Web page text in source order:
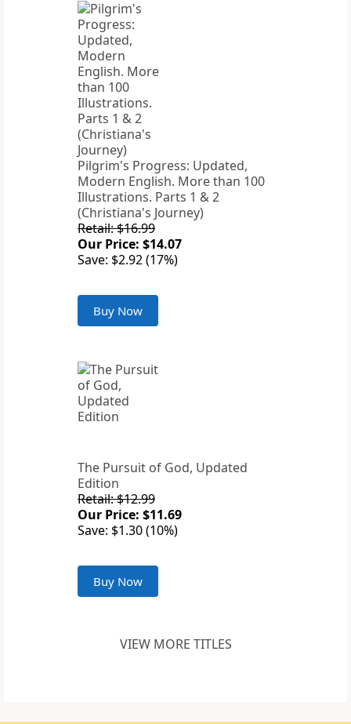
Pilgrim's Progress: Updated,
Modern English. More than 100
Illustrations. Parts 1 & 2
(Christiana's Journey)
Retail: $16.99
Our Price: $14.07
Save: $2.92 (17%)
Buy Now
The Pursuit of God, Updated
Edition
Retail: $12.99
Our Price: $11.69
Save: $1.30 (10%)
Buy Now
VIEW MORE TITLES